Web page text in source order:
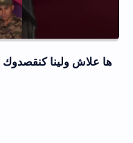
ها علاش ولينا